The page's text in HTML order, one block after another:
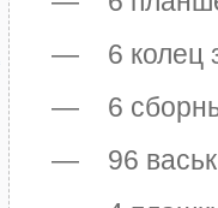
— 6 колец
— 6
— 96